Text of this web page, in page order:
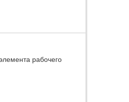
рабочего